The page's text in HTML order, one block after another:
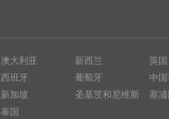
澳大利亚
西班牙
新加坡
泰国
新西兰
葡萄牙
圣基茨和尼维斯
英国
中
塞